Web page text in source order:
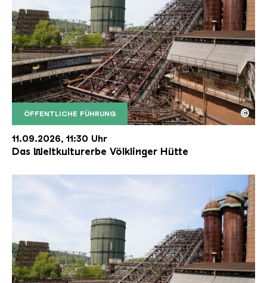
ÖFFENTLICHE FÜHRUNG
Der Erzschrägaufzug der Völklinger Hütte mit
Copyright: Weltkulturerbe Völklinger Hütte | Karl
©
11.09.2026, 11:30 Uhr
Das Weltkulturerbe Völklinger Hütte